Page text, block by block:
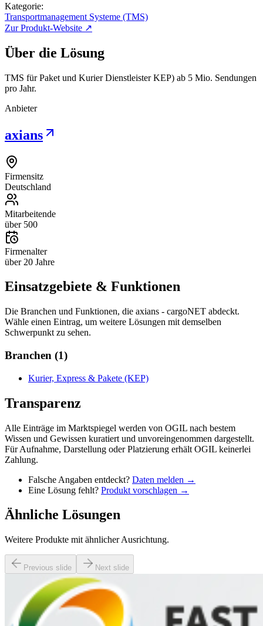
Kategorie:
Transportmanagement Systeme (TMS)
Zur Produkt-Website ↗
Über die Lösung
TMS für Paket und Kurier Dienstleister KEP) ab 5 Mio. Sendungen
pro Jahr.
Anbieter
axians
Firmensitz
Deutschland
Mitarbeitende
über 500
Firmenalter
über 20 Jahre
Einsatzgebiete & Funktionen
Die Branchen und Funktionen, die axians - cargoNET abdeckt.
Wähle einen Eintrag, um weitere Lösungen mit demselben
Schwerpunkt zu sehen.
Branchen (1)
Kurier, Express & Pakete (KEP)
Transparenz
Alle Einträge im Marktspiegel werden von OGIL nach bestem
Wissen und Gewissen kuratiert und unvoreingenommen dargestellt.
Für Aufnahme, Darstellung oder Platzierung erhält OGIL keinerlei
Zahlung.
Falsche Angaben entdeckt? Daten melden →
Eine Lösung fehlt? Produkt vorschlagen →
Ähnliche Lösungen
Weitere Produkte mit ähnlicher Ausrichtung.
Previous slide Next slide